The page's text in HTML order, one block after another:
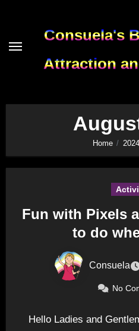
content
Consuela's
Attraction
Home 2024
Fun with Pixels
to do
Consuela
No
Hello Ladies and